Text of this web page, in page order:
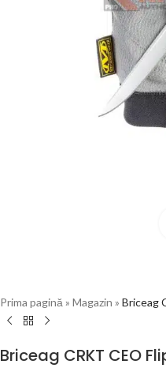
Prima pagină » Magazin » Briceag
Briceag CRKT CEO